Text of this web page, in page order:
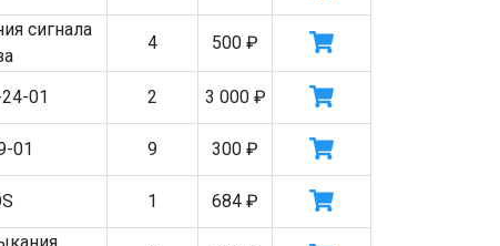
сигнала
4 500 ₽
01 2 3 000 ₽
01 9 300 ₽
1 684 ₽